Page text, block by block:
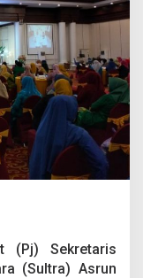
(Pj) Sekretaris
(Sultra) Asrun